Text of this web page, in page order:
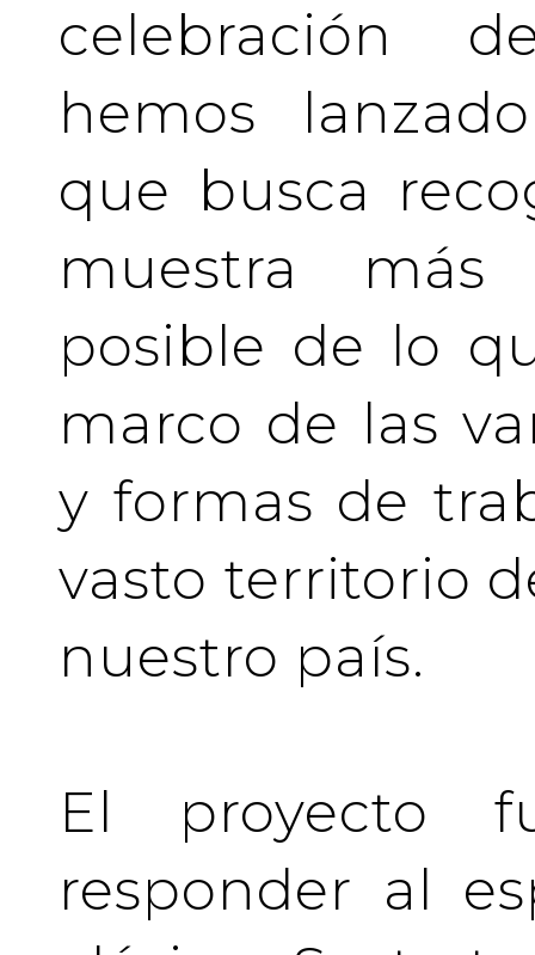
celebración
hemos
que busca
muestra
posible de lo
marco de las
y formas de
vasto territorio
nuestro país.
El proyecto
responder al